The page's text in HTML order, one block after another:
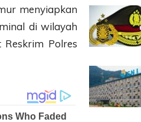
menyiapkan
di wilayah
Polres